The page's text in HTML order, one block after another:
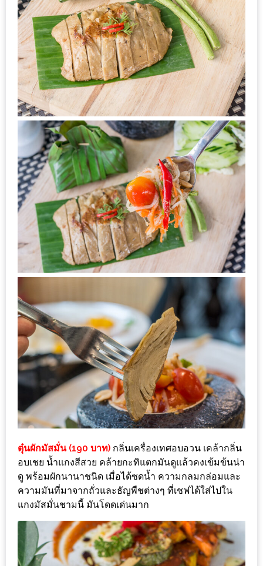
200
บาท
ชี้
เบาะแส
ความ
อร่อย
ตาม
รอย
น้า
อ้วน
ชวน
หิว
ติดต่อ
น้า
อ้วน
ติดต่อ
น้า
อ้วน
น้า
อ้วน
คุย
นโยบาย
ความ
เป็น
นโยบาย
ความ
ตุ๋นผักมัสมั่น (190 บาท) กลิ่นเครื่องเทศอบอวน เคล้ากลิ่น
อบเชย น้ำแกงสีสวย คล้ายกะทิแตกมันดูแล้วคงเข้มข้นน่า
ดู พร้อมผักนานาชนิด เมื่อได้ซดน้ำ ความกลมกล่อมและ
ความมันที่มาจากถั่วและธัญพืชต่างๆ ที่เชฟได้ใส่ไปใน
แกงมัสมั่นชามนี้ มันโดดเด่นมาก